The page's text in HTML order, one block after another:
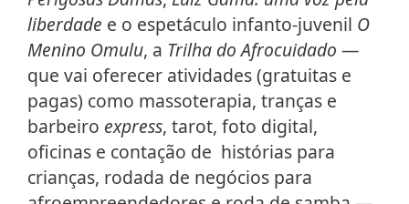
liberdade e o espetáculo infanto-juvenil O
Menino Omulu, a Trilha do Afrocuidado —
que vai oferecer atividades (gratuitas e
pagas) como massoterapia, tranças e
barbeiro express, tarot, foto digital,
oficinas e contação de histórias para
crianças, rodada de negócios para